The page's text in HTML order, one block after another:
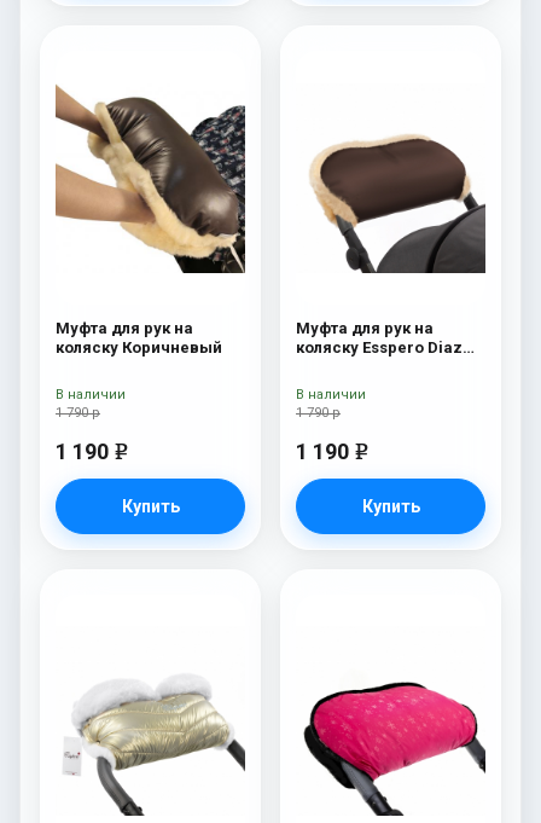
Муфта для рук на
коляску Коричневый
1 790 р
1 190 e
Купить
В наличии
Муфта для рук на
коляску Esspero Diaz
Chocolat
1 790 р
1 190 e
Купить
В наличии